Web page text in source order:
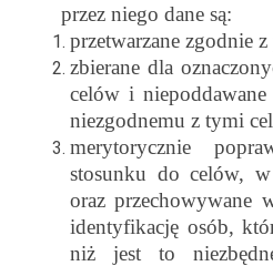
przez niego dane są:
przetwarzane zgodnie
zbierane dla
celów i niepoddawane
niezgodnemu z tymi
merytorycznie
stosunku do celów,
oraz przechowywane
identyfikację osób,
niż jest to